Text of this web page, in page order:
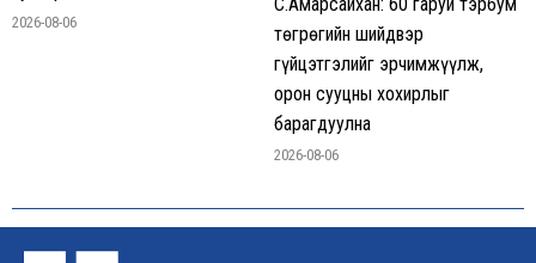
2026-08-06
төгрөгийн шийдвэр
гүйцэтгэлийг эрчимжүүлж,
орон сууцны хохирлыг
барагдуулна
2026-08-06